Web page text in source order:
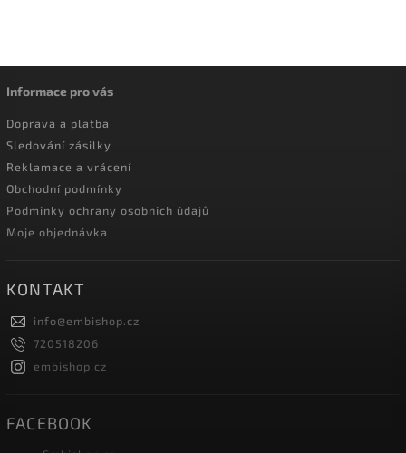
Informace pro vás
Doprava a platba
Sledování zásilky
Reklamace a vrácení
Obchodní podmínky
Podmínky ochrany osobních údajů
Moje objednávka
KONTAKT
info@embishop.cz
720518206
embishop.cz
FACEBOOK